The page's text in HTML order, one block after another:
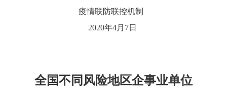
疫情联防联控机制
2020年4月7日
全国不同风险地区企事业单位